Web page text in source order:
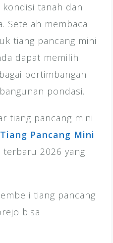
tanah dan
Setelah membaca
tiang pancang mini
dapat memilih
pertimbangan
pondasi.
tiang pancang mini
Pancang Mini
terbaru 2026 yang
tiang pancang
bisa